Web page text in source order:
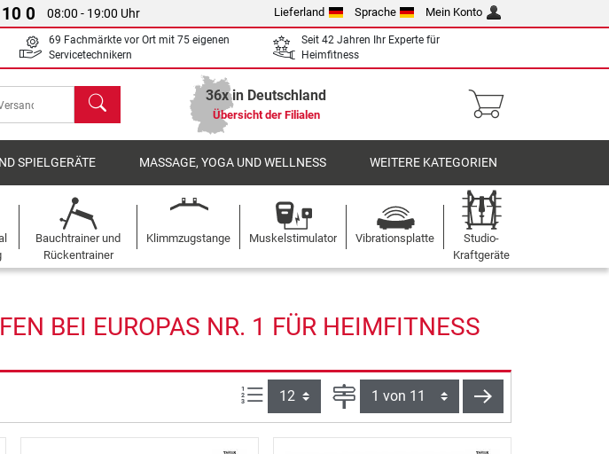
0 08:00 - 19:00 Uhr Lieferland Sprache Mein Konto
69 Fachmärkte vor Ort mit 75 eigenen
Servicetechnikern
Seit 42 Jahren Ihr Experte für
Heimfitness
Suchen 36x in Deutschland
Übersicht der Filialen
SPIELGERÄTE MASSAGE, YOGA UND WELLNESS WEITERE KATEGORIEN
Bauchtrainer und
Rückentrainer
Klimmzugstange Muskelstimulator Vibrationsplatte
Studio-
Kraftgeräte
BEI EUROPAS NR. 1 FÜR HEIMFITNESS
Artikel pro Seite: Seite weiter